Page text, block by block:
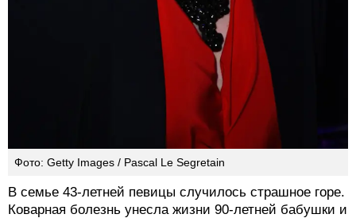
Фото: Getty Images / Pascal Le Segretain
В семье 43-летней певицы случилось страшное горе.
Коварная болезнь унесла жизни 90-летней бабушки и